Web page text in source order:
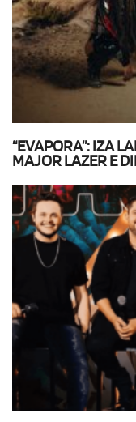
“EVAPORA”: IZA
MAJOR LAZER E